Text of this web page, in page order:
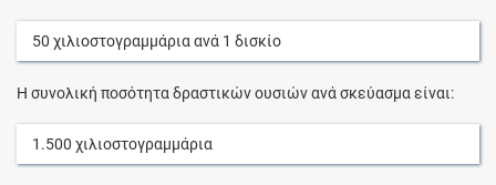
50 χιλιοστογραμμάριαανά 1 δισκίο
Η συνολική ποσότητα δραστικών ουσιών ανά σκεύασμα είναι:
1.500 χιλιοστογραμμάρια